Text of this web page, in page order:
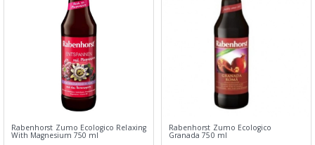
Rabenhorst Zumo Ecologico Relaxing
With Magnesium 750 ml
Rabenhorst Zumo Ecologico
Granada 750 ml